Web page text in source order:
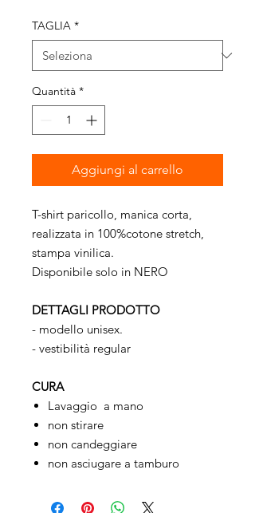
TAGLIA *
Quantità *
Aggiungi al carrello
T-shirt paricollo, manica corta,
realizzata in 100%cotone stretch,
stampa vinilica.
Disponibile solo in NERO
DETTAGLI PRODOTTO
- modello unisex.
- vestibilità regular
CURA
Lavaggio a mano
non stirare
non candeggiare
non asciugare a tamburo